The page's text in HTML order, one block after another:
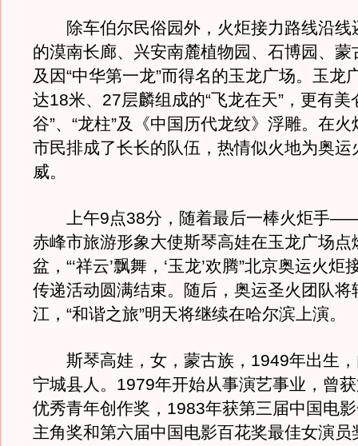
除车伯尔民俗园外，火炬接力路线沿线
的漠南长廊、兴安南麓植物园、石博园、蒙
及因“中华第一龙”而得名的玉龙广场。玉龙
达18米、27层麟组成的“飞龙在天”，更有美
谷”、“龙柱”及《中国历代龙纹》浮雕。在
市民排成了长长的队伍，热情似火地为奥运
威。
上午9点38分，随着最后一棒火炬手
赤峰市旅游形象大使斯琴高娃在玉龙广场点
盆，“‘祥云’飘舞，‘玉龙’欢腾”北京奥运火炬
传递活动圆满结束。随后，奥运圣火团队将
江，“和谐之旅”明天将继续在哈尔滨上演。
斯琴高娃，女，蒙古族，1949年出生，
宁城县人。1979年开始从事演艺事业，曾
优秀青年创作奖，1983年获第三届中国电
主角奖和第六届中国电影百花奖最佳女演